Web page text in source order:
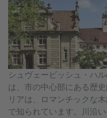
シュヴェービッシュ・ハ
は、市の中心部にある歴
リアは、ロマンチックな
で知られています。川沿